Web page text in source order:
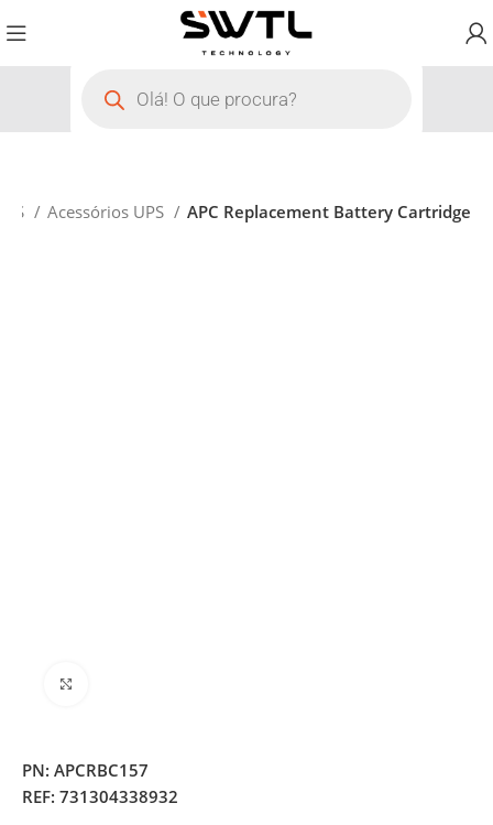
Acessórios UPS APC Replacement Battery Cartridge
PN:APCRBC157
REF:731304338932